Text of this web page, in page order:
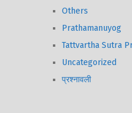
Others
Prathamanuyog
Tattvartha Sutra
Uncategorized
प्रश्नावली